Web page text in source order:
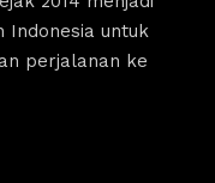
untuk
perjalanan ke